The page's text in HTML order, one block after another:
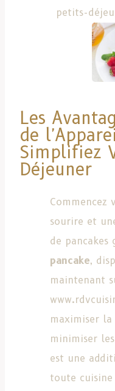
petits-
Les
de
Simplifiez
Déjeuner
Commencez
sourire et
de pancakes
pancake,
maintenant
maximiser
minimiser
est une
toute